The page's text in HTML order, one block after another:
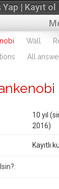
| Kayıt ol
Wall
All
10 yıl
2016)
Kayıtlı